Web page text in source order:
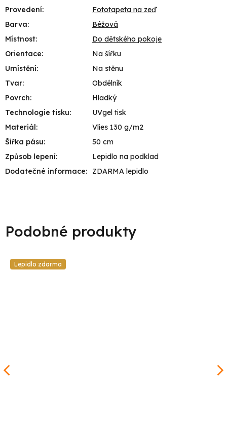
Provedení:
Fototapeta na zeď
Barva:
Béžová
Místnost:
Do dětského pokoje
Orientace:
Na šířku
Umístění:
Na stěnu
Tvar:
Obdélník
Povrch:
Hladký
Technologie tisku:
UVgel tisk
Materiál:
Vlies 130 g/m2
Šířka pásu:
50 cm
Způsob lepení:
Lepidlo na podklad
Dodatečné informace: ZDARMA lepidlo
Lepidlo zdarma